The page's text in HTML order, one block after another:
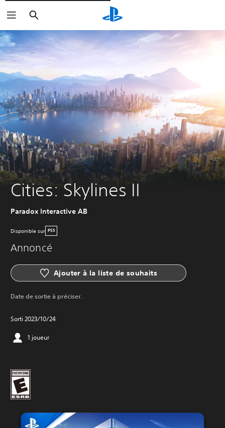
Rechercher
Cities: Skylines II
Paradox Interactive AB
Disponible sur PS5
Annoncé
Ajouter à la liste de souhaits
Date de sortie à préciser.
Sorti 2023/10/24
1 joueur